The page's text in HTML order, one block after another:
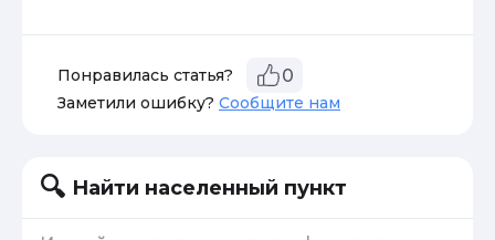
Понравилась статья? 0
Заметили ошибку? Сообщите нам
Найти населенный пункт